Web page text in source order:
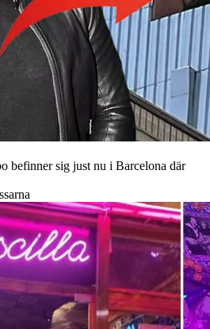
befinner sig just nu i Barcelona där